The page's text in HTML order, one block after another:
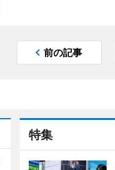
前の記事
特集